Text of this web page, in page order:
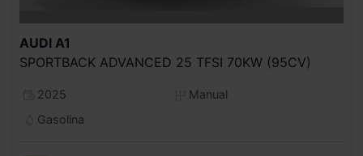
AUDI A1
SPORTBACK ADVANCED 25 TFSI 70KW (95CV)
2025
Manual
Gasolina